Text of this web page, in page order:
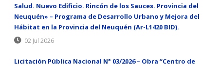
Salud. Nuevo Edificio. Rincón de los Sauces. Provincia del
Neuquén» – Programa de Desarrollo Urbano y Mejora del
Hábitat en la Provincia del Neuquén (Ar-L1420 BID).
02 Jul 2026
Licitación Pública Nacional N° 03/2026 – Obra “Centro de